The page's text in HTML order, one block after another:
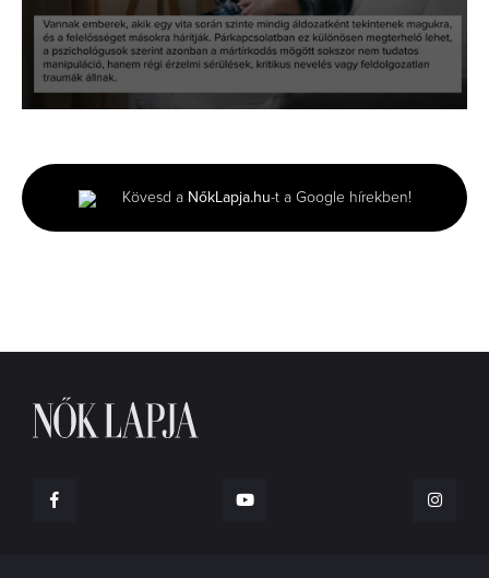
minute,
22
seconds
Kövesd a NőkLapja.hu-t a Google hírekben!